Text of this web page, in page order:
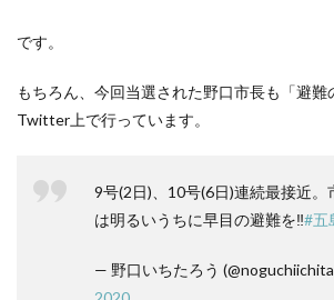
です。
もちろん、今回当選された野口市長も「避難
Twitter上で行っています。
9号(2日)、10号(6日)連続最接近。
は明るいうちに早目の避難を‼️#五
— 野口いちたろう